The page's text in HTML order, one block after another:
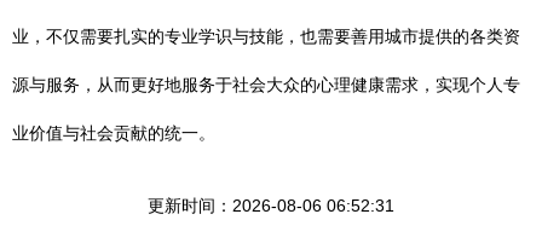
业，不仅需要扎实的专业学识与技能，也需要善用城市提供的各类资
源与服务，从而更好地服务于社会大众的心理健康需求，实现个人专
业价值与社会贡献的统一。
更新时间：2026-08-06 06:52:31